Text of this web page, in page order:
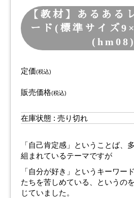
【教材】あるある
ード(標準サイズ
(hm08)
定価(税込)
販売価格(税込)
在庫状態 : 売り切れ
「自己肯定感」ということば、
組まれているテーマですが
「自分が好き」というキーワー
たちを苦しめている、というの
じていました。